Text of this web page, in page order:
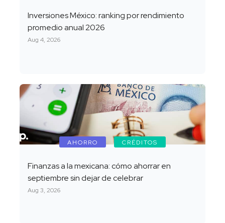
Inversiones México: ranking por rendimiento
promedio anual 2026
Aug 4, 2026
AHORRO CRÉDITOS
Finanzas a la mexicana: cómo ahorrar en
septiembre sin dejar de celebrar
Aug 3, 2026